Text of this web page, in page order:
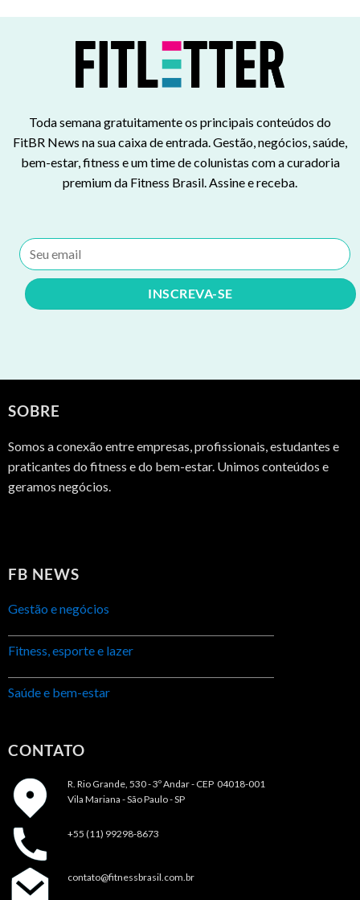
Toda semana gratuitamente os principais conteúdos do
FitBR News na sua caixa de entrada. Gestão, negócios, saúde,
bem-estar, fitness e um time de colunistas com a curadoria
premium da Fitness Brasil. Assine e receba.
SOBRE
Somos a conexão entre empresas, profissionais, estudantes e
praticantes do fitness e do bem-estar. Unimos conteúdos e
geramos negócios.
FB NEWS
Gestão e negócios
Fitness, esporte e lazer
Saúde e bem-estar
CONTATO
R. Rio Grande, 530 - 3º Andar - CEP 04018-001
Vila Mariana - São Paulo - SP
+55 (11) 99298-8673
contato@fitnessbrasil.com.br